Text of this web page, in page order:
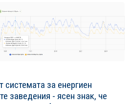
системата за енергиен
заведения - ясен знак, че